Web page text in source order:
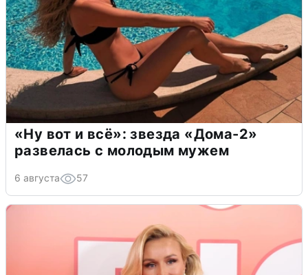
«Ну вот и всё»: звезда «Дома-2»
развелась с молодым мужем
6 августа 57